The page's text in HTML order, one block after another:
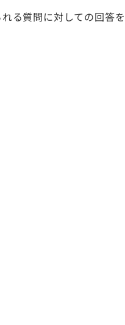
る質問に対しての回答